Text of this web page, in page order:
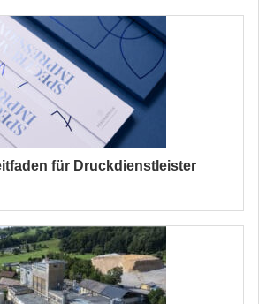
für Druckdienstleister